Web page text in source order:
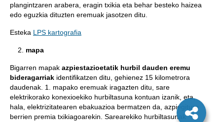
plangintzaren arabera, eragin txikia eta behar besteko haizea
edo eguzkia dituzten eremuak jasotzen ditu.
Esteka LPS kartografia
mapa
Bigarren mapak azpiestazioetatik hurbil dauden eremu
bideragarriak identifikatzen ditu, gehienez 15 kilometrora
daudenak. 1. mapako eremuak iragazten ditu, sare
elektrikorako konexioekiko hurbiltasuna kontuan izanik, eta,
hala, elektrizitatearen ebakuazioa bermatzen da, azpiegitura
berrien premia txikiagoarekin. Sarearekiko hurbiltasunak